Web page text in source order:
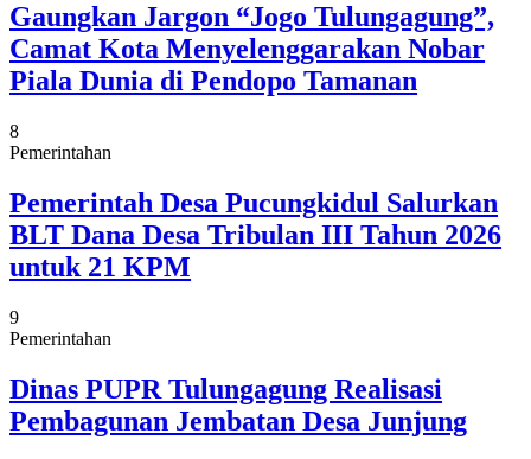
Gaungkan Jargon “Jogo Tulungagung”,
Camat Kota Menyelenggarakan Nobar
Piala Dunia di Pendopo Tamanan
8
Pemerintahan
Pemerintah Desa Pucungkidul Salurkan
BLT Dana Desa Tribulan III Tahun 2026
untuk 21 KPM
9
Pemerintahan
Dinas PUPR Tulungagung Realisasi
Pembagunan Jembatan Desa Junjung